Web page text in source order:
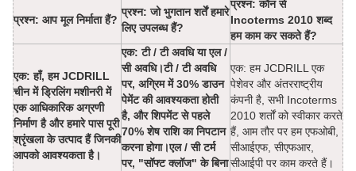
प्रश्न: आप मूल निर्माता हैं?
प्रश्न: जो भुगतान शर्तें हमारे
लिए उपलब्ध हैं?
प्रश्न: कौन से
Incoterms 2010 शब्द
हम काम कर सकते हैं?
एक: हाँ, हम JCDRILL
चीन में ड्रिलिंग मशीनरी में
एक आधिकारिक अग्रणी
निर्माण है और हमारे पास पूरी
श्रृंखला के उत्पाद हैं जिनकी
आपको आवश्यकता है।
एक: टी / टी अवधि या एल /
सी अवधि।टी / टी अवधि
पर, अग्रिम में 30% डाउन
पेमेंट की आवश्यकता होती
है, और शिपमेंट से पहले
70% शेष राशि का निपटान
करना होगा।एल / सी टर्म
पर, "सॉफ्ट क्लॉज" के बिना
एक: हम JCDRILL एक
पेशेवर और अंतरराष्ट्रीय
कंपनी है, सभी Incoterms
2010 शर्तों को स्वीकार करते
हैं, आम तौर पर हम एफओबी,
सीआईएफ, सीएफआर,
सीआईपी पर काम करते हैं।